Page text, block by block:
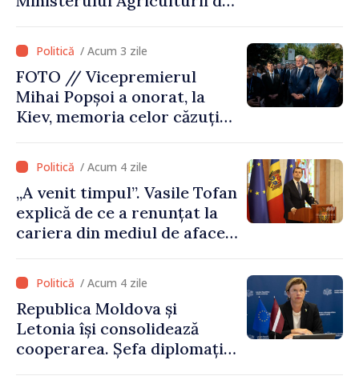
/ Acum 3 zile
FOTO // Vicepremierul
Mihai Popșoi a onorat, la
Kiev, memoria celor căzuți
„Acest război trebuie să
înceteze”/ Acum 4 zile
„A venit timpul”. Vasile Tofan
explică de ce a renunțat la
cariera din mediul de afaceri
premier. Ce crede Igor
Grosu despre noul șef al
Guvernului
/ Acum 4 zile
Republica Moldova și
Letonia își consolidează
cooperarea. Șefa diplomației